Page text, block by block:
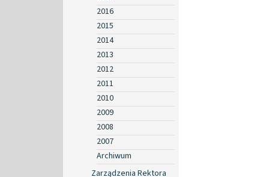
2016
2015
2014
2013
2012
2011
2010
2009
2008
2007
Archiwum
Zarządzenia Rektora